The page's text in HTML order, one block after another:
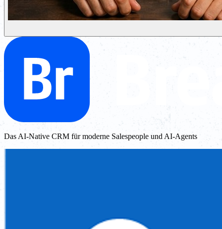
Das AI-Native CRM für moderne Salespeople und AI-Agents